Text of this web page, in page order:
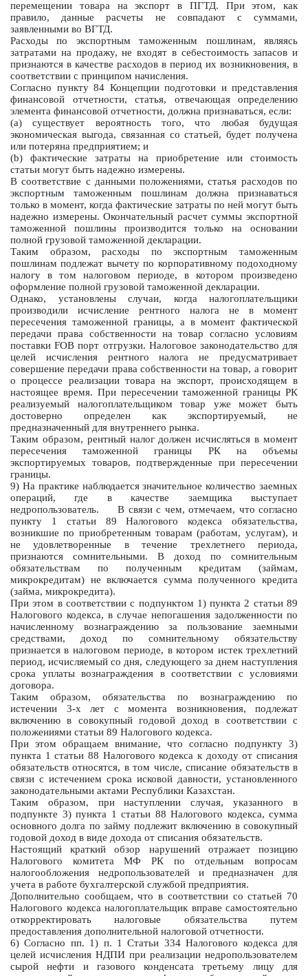
перемещении товара на экспорт в ПГТД. При этом, как
правило, данные расчеты не совпадают с суммами,
заявленными во ВГТД.
Расходы по экспортным таможенным пошлинам, являясь
затратами на продажу, не входят в себестоимость запасов и
признаются в качестве расходов в период их возникновения, в
соответствии с принципом начисления.
Согласно пункту 84 Концепции подготовки и представления
финансовой отчетности, статья, отвечающая определению
элемента финансовой отчетности, должна признаваться, если:
(a) существует вероятность того, что любая будущая
экономическая выгода, связанная со статьей, будет получена
или потеряна предприятием; и
(b) фактические затраты на приобретение или стоимость
статьи могут быть надежно измерены.
В соответствие с данными положениями, статья расходов по
экспортным таможенным пошлинам должна признаваться
только в момент, когда фактические затраты по ней могут быть
надежно измерены. Окончательный расчет суммы экспортной
таможенной пошлины производится только на основании
полной грузовой таможенной декларации.
Таким образом, расходы по экспортным таможенным
пошлинам подлежат вычету по корпоративному подоходному
налогу в том налоговом периоде, в котором произведено
оформление полной грузовой таможенной декларации.
Однако, установлены случаи, когда налогоплательщики
производили исчисление рентного налога не в момент
пересечения таможенной границы, а в момент фактической
передачи права собственности на товар согласно условиям
поставки FOB порт отгрузки. Налоговое законодательство для
целей исчисления рентного налога не предусматривает
совершение передачи права собственности на товар, а говорит
о процессе реализации товара на экспорт, происходящем в
настоящее время. При пересечении таможенной границы РК
реализуемый налогоплательщиком товар уже может быть
достоверно определен как экспортируемый, не
предназначенный для внутреннего рынка.
Таким образом, рентный налог должен исчисляться в момент
пересечения таможенной границы РК на объемы
экспортируемых товаров, подтвержденные при пересечении
границы.
9) На практике наблюдается значительное количество заемных
операций, где в качестве заемщика выступает
недропользователь. В связи с чем, отмечаем, что согласно
пункту 1 статьи 89 Налогового кодекса обязательства,
возникшие по приобретенным товарам (работам, услугам), и
не удовлетворенные в течение трехлетнего периода,
признаются сомнительными. В доход по сомнительным
обязательствам по полученным кредитам (займам,
микрокредитам) не включается сумма полученного кредита
(займа, микрокредита).
При этом в соответствии с подпунктом 1) пункта 2 статьи 89
Налогового кодекса, в случае непогашения задолженности по
начисленному вознаграждению за пользование заемными
средствами, доход по сомнительному обязательству
признается в налоговом периоде, в котором истек трехлетний
период, исчисляемый со дня, следующего за днем наступления
срока уплаты вознаграждения в соответствии с условиями
договора.
Таким образом, обязательства по вознаграждению по
истечении 3-х лет с момента возникновения, подлежат
включению в совокупный годовой доход в соответствии с
положениями статьи 89 Налогового кодекса.
При этом обращаем внимание, что согласно подпункту 3)
пункта 1 статьи 88 Налогового кодекса к доходу от списания
обязательств относятся, в том числе, списание обязательств в
связи с истечением срока исковой давности, установленного
законодательными актами Республики Казахстан.
Таким образом, при наступлении случая, указанного в
подпункте 3) пункта 1 статьи 88 Налогового кодекса, сумма
основного долга по займу подлежит включению в совокупный
годовой доход в виде дохода от списания обязательств.
Настоящий краткий обзор нарушений отражает позицию
Налогового комитета МФ РК по отдельным вопросам
налогообложения недропользователей и предназначен для
учета в работе бухгалтерской службой предприятия.
Дополнительно сообщаем, что в соответствии со статьей 70
Налогового кодекса налогоплательщик вправе самостоятельно
откорректировать налоговые обязательства путем
предоставления дополнительной налоговой отчетности.
6) Согласно пп. 1) п. 1 Статьи 334 Налогового кодекса для
целей исчисления НДПИ при реализации недропользователем
сырой нефти и газового конденсата третьему лицу для